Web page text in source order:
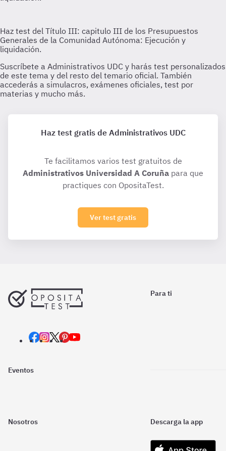
Haz test gratis de Administrativos UDC
Te facilitamos varios test gratuitos de
Administrativos Universidad A Coruña para que
practiques con OpositaTest.
Ver test gratis
Para ti
Eventos
Nosotros Descarga la app